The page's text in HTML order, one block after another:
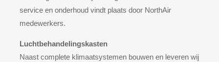
service en onderhoud vindt plaats door NorthAir
medewerkers.
Luchtbehandelingskasten
Naast complete klimaatsystemen bouwen en leveren wij